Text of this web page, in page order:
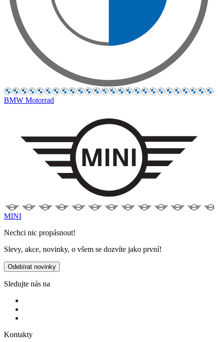
BMW Motorrad
MINI
Nechci nic propásnout!
Slevy, akce, novinky, o všem se dozvíte jako první!
Odebírat novinky
Sledujte nás na
Kontakty